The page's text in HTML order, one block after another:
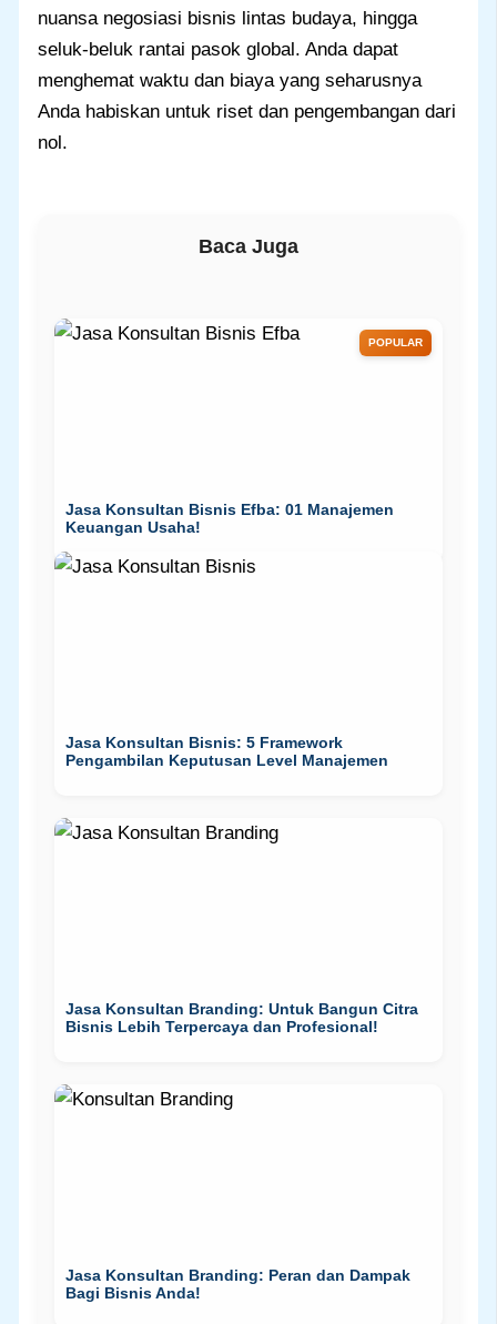
nuansa negosiasi bisnis lintas budaya, hingga
seluk-beluk rantai pasok global. Anda dapat
menghemat waktu dan biaya yang seharusnya
Anda habiskan untuk riset dan pengembangan dari
nol.
Baca Juga
POPULAR
Jasa Konsultan Bisnis Efba: 01 Manajemen
Keuangan Usaha!
Jasa Konsultan Bisnis: 5 Framework
Pengambilan Keputusan Level Manajemen
Jasa Konsultan Branding: Untuk Bangun Citra
Bisnis Lebih Terpercaya dan Profesional!
Jasa Konsultan Branding: Peran dan Dampak
Bagi Bisnis Anda!